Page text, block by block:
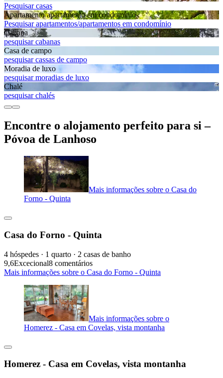
Pesquisar casas
Apartamento/apartamento em condomínio
Pesquisar apartamentos/apartamentos em condomínio
Cabana
pesquisar cabanas
Casa de campo
pesquisar cassas de campo
Moradia de luxo
pesquisar moradias de luxo
Chalé
pesquisar chalés
Encontre o alojamento perfeito para si –
Póvoa de Lanhoso
Mais informações sobre o Casa do
Forno - Quinta
Casa do Forno - Quinta
4 hóspedes · 1 quarto · 2 casas de banho
9,6Excecional8 comentários
Mais informações sobre o Casa do Forno - Quinta
Mais informações sobre o
Homerez - Casa em Covelas, vista montanha
Homerez - Casa em Covelas, vista montanha